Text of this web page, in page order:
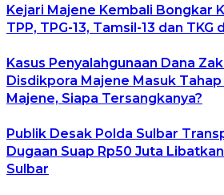
Kejari Majene Kembali Bongkar
TPP, TPG-13, Tamsil-13 dan TKG
Kasus Penyalahgunaan Dana
Disdikpora Majene Masuk
Majene, Siapa Tersangkanya?
Publik Desak Polda Sulbar
Dugaan Suap Rp50 Juta
Sulbar